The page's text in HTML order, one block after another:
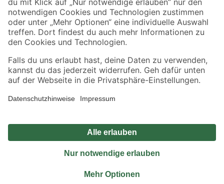
Jetzt die toom-App herunterladen
Alle Preisangaben in EUR inkl. gesetzl. MwSt.. Die dargestellten Angebote sind unter
Umständen nicht in allen Märkten verfügbar. Die angegebenen Verfügbarkeiten beziehen
Produkte nur solange der Vorrat reicht.
*Paketversand ab 59 € versandkostenfrei, gilt nicht für Artikel mit Speditionsversand, hier
Privatsphäre Impressum
Nutzungsbedingungen
Widerrufsrecht
Vertrag widerrufen
© 2026 toom Baumarkt GmbH